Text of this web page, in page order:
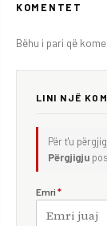
KOMENTET
Bëhu i pari që
LINI NJË
Për t'u
Përgjigju
Emri *